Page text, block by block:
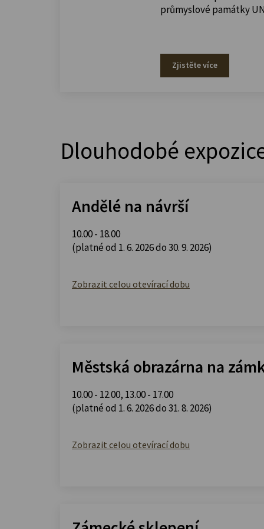
průmyslové památky
Zjistěte více
Dlouhodobé
Andělé na návrší
10.00 - 18.00
(platné od 1. 6. 2026 do 30. 9. 2026)
Zobrazit celou otevírací dobu
Městská obrazárna na
10.00 - 12.00, 13.00 - 17.00
(platné od 1. 6. 2026 do 31. 8. 2026)
Zobrazit celou otevírací dobu